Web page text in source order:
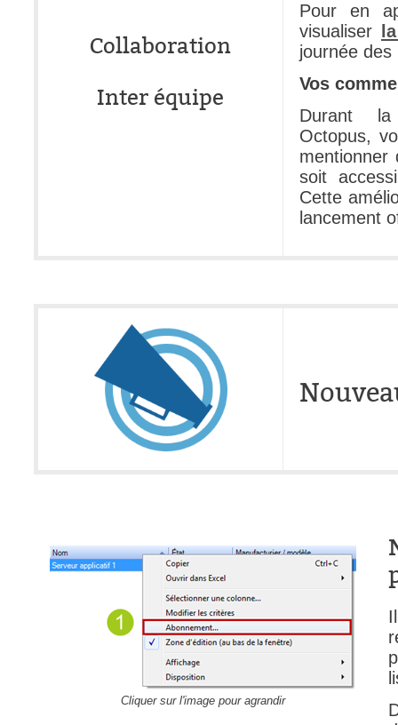
Collaboration
Inter équipe
Pour en
visualiser
journée
Vos
Durant
Octopus,
mentionner
soit
Cette
lancement
Cliquer sur l'image pour agrandir